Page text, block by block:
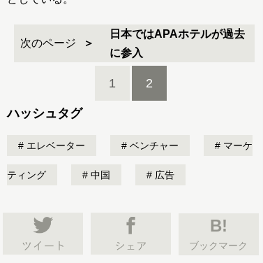
次のページ
日本ではAPAホテルが過去
に参入
1 2
ハッシュタグ
エレベーター ベンチャー マーケ
ティング 中国 広告
B!
ブックマーク